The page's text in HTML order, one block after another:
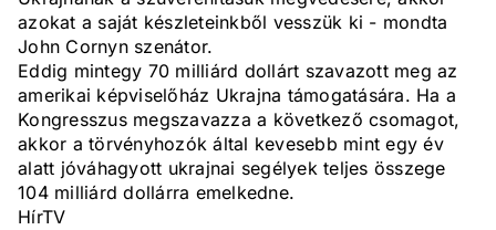
azokat a saját készleteinkből vesszük ki - mondta
John Cornyn szenátor.
Eddig mintegy 70 milliárd dollárt szavazott meg az
amerikai képviselőház Ukrajna támogatására. Ha a
Kongresszus megszavazza a következő csomagot,
akkor a törvényhozók által kevesebb mint egy év
alatt jóváhagyott ukrajnai segélyek teljes összege
104 milliárd dollárra emelkedne.
HírTV